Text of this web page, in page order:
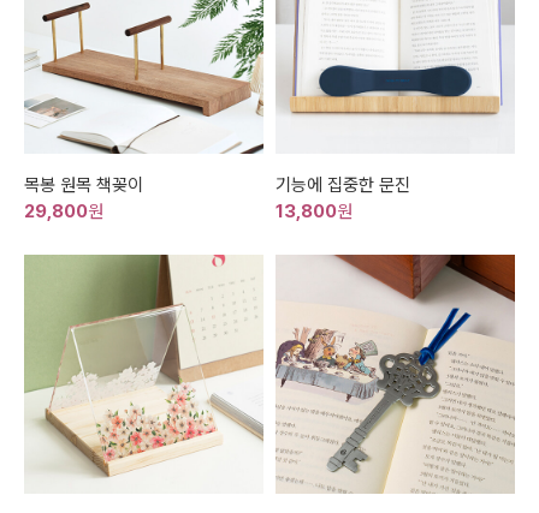
목봉 원목 책꽂이
29,800원
기능에 집중한 문진
13,800원